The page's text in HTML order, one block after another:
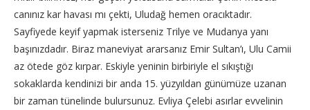
canınız kar havası mı çekti, Uludağ hemen oracıktadır.
Sayfiyede keyif yapmak isterseniz Trilye ve Mudanya yanı
başınızdadır. Biraz maneviyat ararsanız Emir Sultan’ı, Ulu Camii
az ötede göz kırpar. Eskiyle yeninin birbiriyle el sıkıştığı
sokaklarda kendinizi bir anda 15. yüzyıldan günümüze uzanan
bir zaman tünelinde bulursunuz. Evliya Çelebi asırlar evvelinin